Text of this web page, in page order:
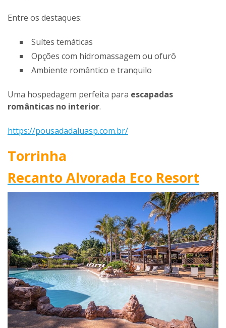
Entre os destaques:
Suítes temáticas
Opções com hidromassagem ou ofurô
Ambiente romântico e tranquilo
Uma hospedagem perfeita para escapadas
românticas no interior.
https://pousadadaluasp.com.br/
Torrinha
Recanto Alvorada Eco Resort